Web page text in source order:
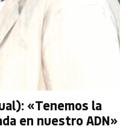
«Tenemos la
en nuestro ADN»